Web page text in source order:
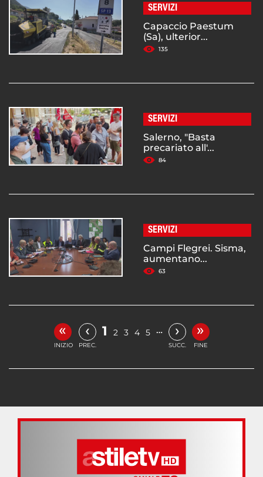
SERVIZI
Capaccio Paestum
(Sa), ulterior...
135
SERVIZI
Salerno, "Basta
precariato all'...
84
SERVIZI
Campi Flegrei. Sisma,
aumentano...
63
«
INIZIO
‹
PREC.
1 2 3 4 5 … ›
SUCC.
»
FINE